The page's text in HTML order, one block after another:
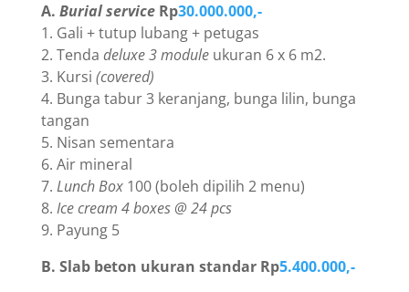
A. Burial serviceRp30.000.000,-
1. Gali + tutup lubang + petugas
2. Tenda deluxe 3 moduleukuran 6 x 6 m2.
3. Kursi (covered)
4. Bunga tabur 3 keranjang, bunga lilin, bunga
tangan
5. Nisan sementara
6. Air mineral
7. Lunch Box100 (boleh dipilih 2 menu)
8. Ice cream 4 boxes @ 24 pcs
9. Payung 5
B. Slab beton ukuran standar Rp5.400.000,-